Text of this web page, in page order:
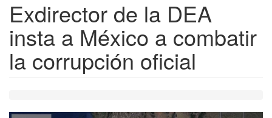
Exdirector de la DEA
insta a México a combatir
la corrupción oficial